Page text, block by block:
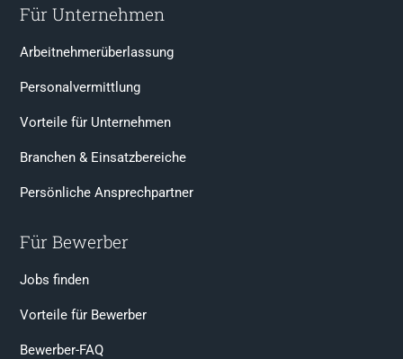
Für Unternehmen
Arbeitnehmerüberlassung
Personalvermittlung
Vorteile für Unternehmen
Branchen & Einsatzbereiche
Persönliche Ansprechpartner
Für Bewerber
Jobs finden
Vorteile für Bewerber
Bewerber-FAQ